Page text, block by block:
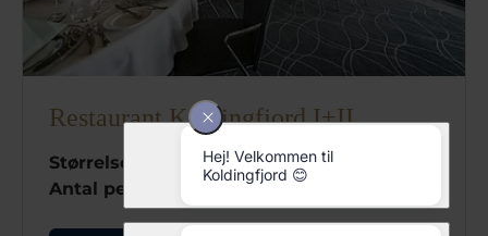
Restaurant Koldingfjord I+II
Størrelse:
Antal personer:
maks 80